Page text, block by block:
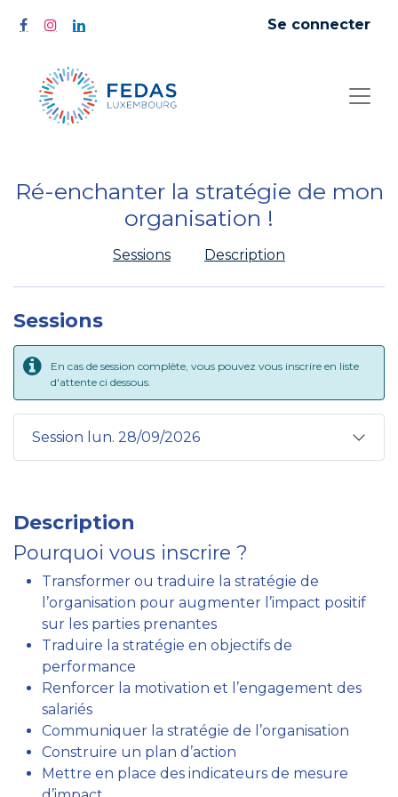
Se connecter
Ré-enchanter la stratégie de mon
organisation !
Sessions Description
Sessions
En cas de session complète, vous pouvez vous inscrire en liste
d'attente ci dessous.
Session lun. 28/09/2026
Description
Pourquoi vous inscrire ?
Transformer ou traduire la stratégie de
l’organisation pour augmenter l’impact positif
sur les parties prenantes
Traduire la stratégie en objectifs de
performance
Renforcer la motivation et l’engagement des
salariés
Communiquer la stratégie de l’organisation
Construire un plan d’action
Mettre en place des indicateurs de mesure